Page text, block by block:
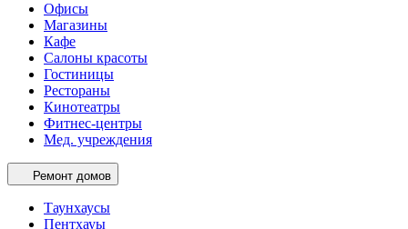
Офисы
Магазины
Кафе
Салоны красоты
Гостиницы
Рестораны
Кинотеатры
Фитнес-центры
Мед. учреждения
Ремонт домов
Таунхаусы
Пентхауы